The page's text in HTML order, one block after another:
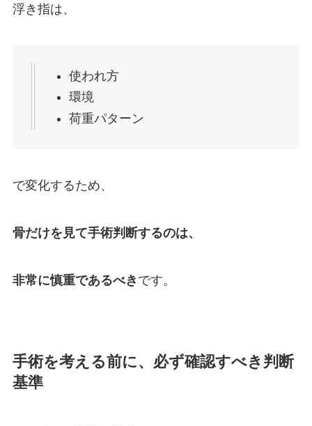
浮き指は、
使われ方
環境
荷重パターン
で変化するため、
骨だけを見て手術判断するのは、
非常に慎重であるべき です。
手術を考える前に、必ず確認すべき判断
基準